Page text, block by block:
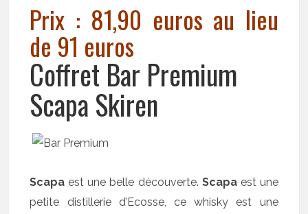
Prix : 81,90 euros au lieu
de 91 euros
Coffret Bar Premium
Scapa Skiren
Scapa est une belle découverte. Scapaest une
petite distillerie d’Ecosse, ce whisky est une